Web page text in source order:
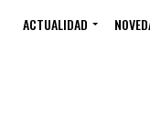
ACTUALIDAD